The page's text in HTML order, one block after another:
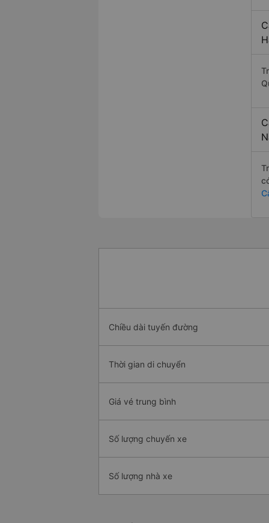
Chiều dài tuyến đường
Thời gian di chuyển
Giá vé trung bình
Số lượng chuyến xe
Số lượng nhà xe